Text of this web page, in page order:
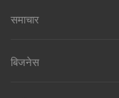
समाचार
बिजनेस